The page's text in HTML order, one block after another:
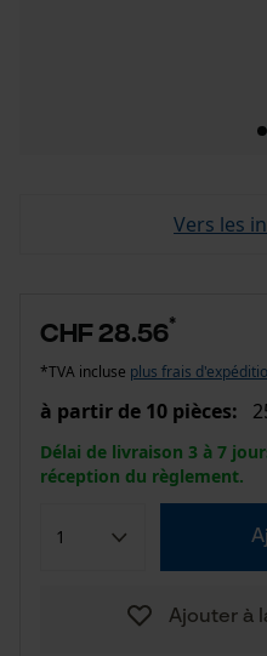
Vers les
CHF 28.56*
*TVA incluse plus frais
à partir de 10 pièces:
Délai de livraison 3 à 7
réception du règlement.
Ajouter à